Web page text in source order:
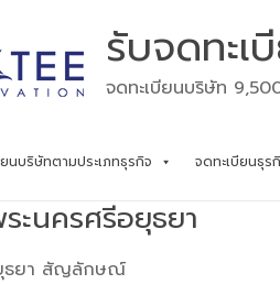
รับจดทะ
จดทะเบียนบริษัท
นบริษัทตามประเภทธุรกิจ จดทะเบียนธุร
ะนครศรีอยุธยา
ยุธยา สัญลักษณ์